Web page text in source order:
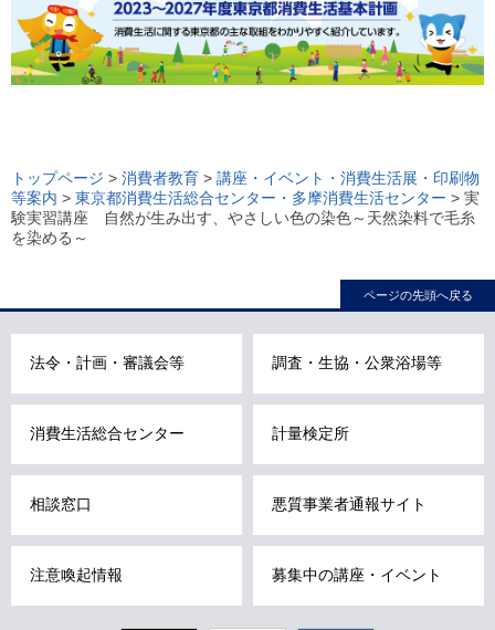
ー
カ
ル
こ
で
す
トップページ > 消費者教育 > 講座・イベント・消費生活展・印刷物
等案内 > 東京都消費生活総合センター・多摩消費生活センター > 実
験実習講座 自然が生み出す、やさしい色の染色～天然染料で毛糸
を染める～
ページの先頭へ戻る
法令・計画・審議会等 調査・生協・公衆浴場等
消費生活総合センター 計量検定所
相談窓口 悪質事業者通報サイト
注意喚起情報 募集中の講座・イベント